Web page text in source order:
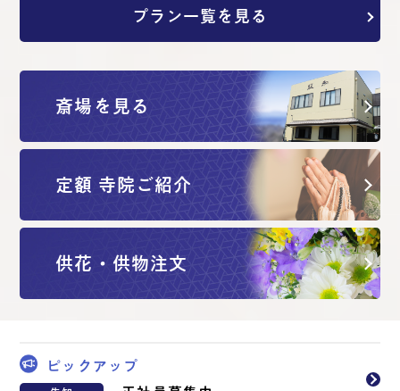
プラン一覧を見る
斎場を見る
定額 寺院ご紹介
供花・供物注文
ピックアップ